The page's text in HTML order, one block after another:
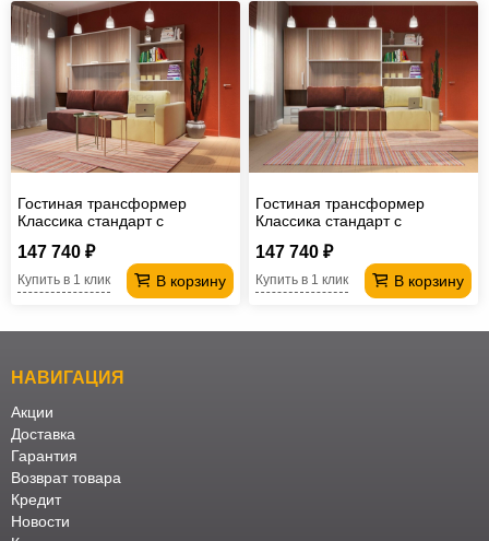
Гостиная трансформер
Классика стандарт с
147 740 ₽
В корзину
Купить в 1 клик
Гостиная трансформер
Классика стандарт с
147 740 ₽
В корзину
Купить в 1 клик
НАВИГАЦИЯ
Акции
Доставка
Гарантия
Возврат товара
Кредит
Новости